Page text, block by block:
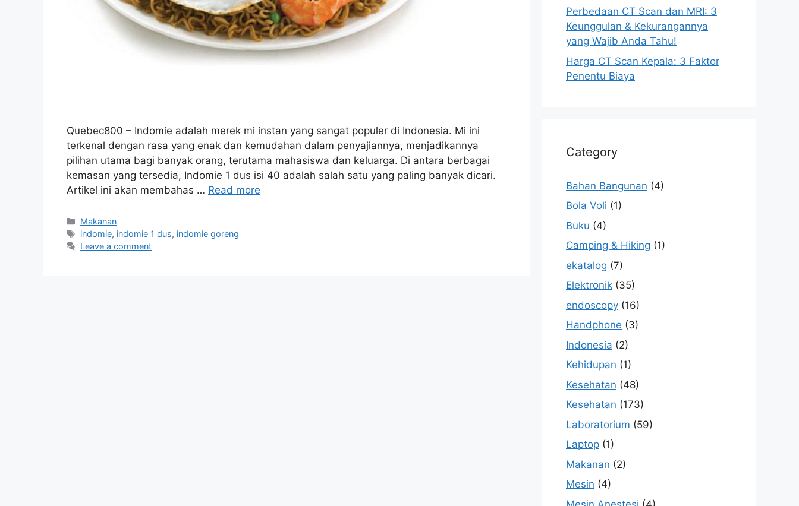
Quebec800 – Indomie adalah merek mi instan yang sangat populer di Indonesia. Mi ini
terkenal dengan rasa yang enak dan kemudahan dalam penyajiannya, menjadikannya
pilihan utama bagi banyak orang, terutama mahasiswa dan keluarga. Di antara berbagai
kemasan yang tersedia, Indomie 1 dus isi 40 adalah salah satu yang paling banyak dicari.
Artikel ini akan membahas … Read more
Categories
Makanan
Tags
indomie, indomie 1 dus, indomie goreng
Leave a comment
Perbedaan CT Scan dan MRI: 3
Keunggulan & Kekurangannya
yang Wajib Anda Tahu!
Harga CT Scan Kepala: 3 Faktor
Penentu Biaya
Category
Bahan Bangunan (4)
Bola Voli (1)
Buku (4)
Camping & Hiking (1)
ekatalog (7)
Elektronik (35)
endoscopy (16)
Handphone (3)
Indonesia (2)
Kehidupan (1)
Kesehatan (48)
Kesehatan (173)
Laboratorium (59)
Laptop (1)
Makanan (2)
Mesin (4)